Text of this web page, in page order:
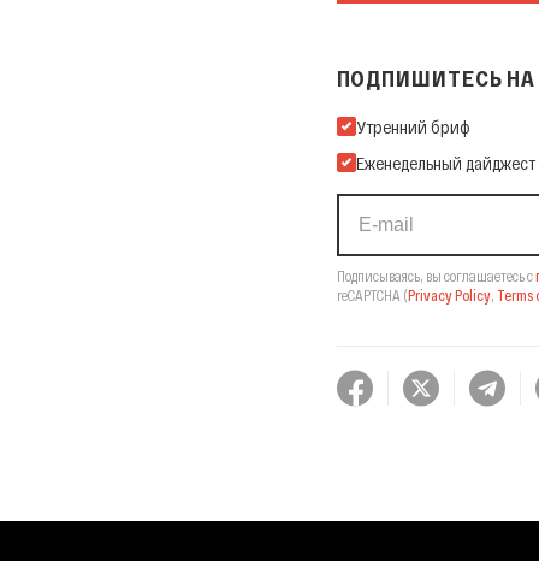
ПОДПИШИТЕСЬ НА
Подпишитесь на нашу
Утренний бриф
Еженедельный дайджест
Подписываясь, вы соглашаетесь с
reCAPTCHA (Privacy Policy, Terms